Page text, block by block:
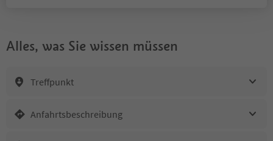
Alles, was Sie wissen müssen
Treffpunkt
Anfahrtsbeschreibung